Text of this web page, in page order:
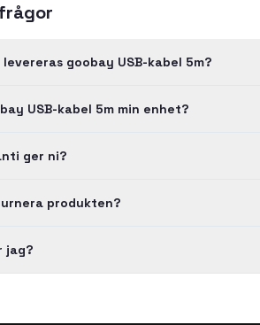
goobay USB-kabel 5m?
USB-kabel 5m min enhet?
ger ni?
produkten?
jag?